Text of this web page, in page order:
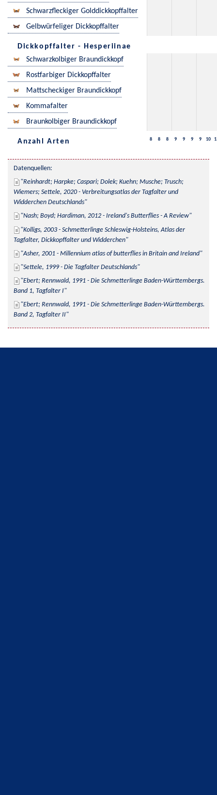
Schwarzfleckiger Golddickkopffalter
Gelbwürfeliger Dickkopffalter
Dickkopffalter - Hesperiinae
Schwarzkolbiger Braundickkopf
Rostfarbiger Dickkopffalter
Mattscheckiger Braundickkopf
Kommafalter
Braunkolbiger Braundickkopf
Anzahl Arten 8 8 8 9 9 9 9 10
Datenquellen:
Reinhardt; Harpke; Caspari; Dolek; Kuehn; Musche; Trusch;
Wiemers; Settele, 2020 - Verbreitungsatlas der Tagfalter und
Widderchen Deutschlands
Nash; Boyd; Hardiman, 2012 - Ireland's Butterflies - A Review
Kolligs, 2003 - Schmetterlinge Schleswig-Holsteins, Atlas der
Tagfalter, Dickkopffalter und Widderchen
Asher, 2001 - Millennium atlas of butterflies in Britain and Ireland
Settele, 1999 - Die Tagfalter Deutschlands
Ebert; Rennwald, 1991 - Die Schmetterlinge Baden-Württembergs.
Band 1, Tagfalter I
Ebert; Rennwald, 1991 - Die Schmetterlinge Baden-Württembergs.
Band 2, Tagfalter II